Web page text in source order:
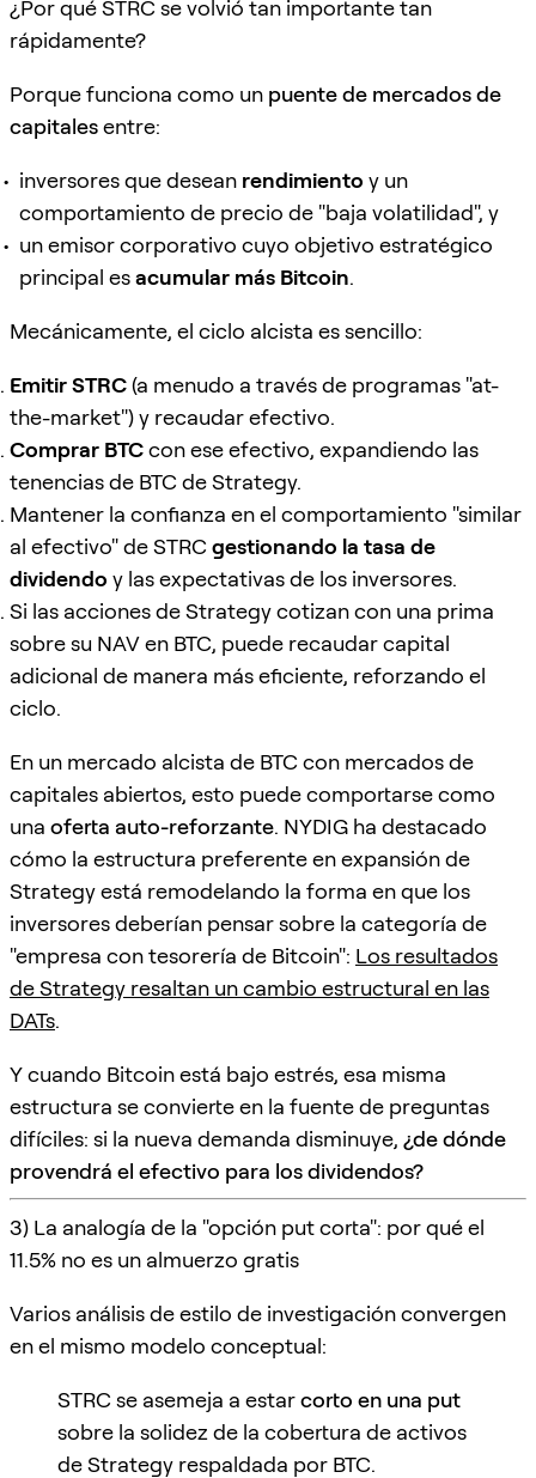
¿Por qué STRC se volvió tan importante tan
rápidamente?
Porque funciona como un puente de mercados de
capitalesentre:
inversores que desean rendimiento y un
comportamiento de precio de "baja volatilidad", y
un emisor corporativo cuyo objetivo estratégico
principal esacumular más Bitcoin.
Mecánicamente, el ciclo alcista es sencillo:
Emitir STRC(a menudo a través de programas "at-
the-market") y recaudar efectivo.
Comprar BTCcon ese efectivo, expandiendo las
tenencias de BTC de Strategy.
Mantener la confianza en el comportamiento "similar
al efectivo" de STRC gestionando la tasa de
dividendo y las expectativas de los inversores.
Si las acciones de Strategy cotizan con una prima
sobre su NAV en BTC, puede recaudar capital
adicional de manera más eficiente, reforzando el
ciclo.
En un mercado alcista de BTC con mercados de
capitales abiertos, esto puede comportarse como
una oferta auto-reforzante. NYDIG ha destacado
cómo la estructura preferente en expansión de
Strategy está remodelando la forma en que los
inversores deberían pensar sobre la categoría de
"empresa con tesorería de Bitcoin": Los resultados
de Strategy resaltan un cambio estructural en las
DATs.
Y cuando Bitcoin está bajo estrés, esa misma
estructura se convierte en la fuente de preguntas
difíciles: si la nueva demanda disminuye, ¿de dónde
provendrá el efectivo para los dividendos?
3) La analogía de la "opción put corta": por qué el
11.5% no es un almuerzo gratis
Varios análisis de estilo de investigación convergen
en el mismo modelo conceptual:
STRC se asemeja a estarcorto en una put
sobre la solidez de la cobertura de activos
de Strategy respaldada por BTC.